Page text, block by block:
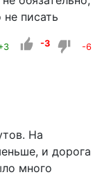
писать
-3 -6
На
и дорога
много